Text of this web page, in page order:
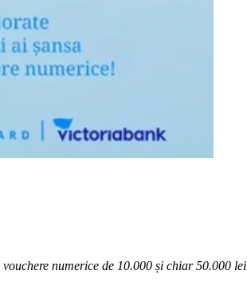
vouchere numerice de 10.000 și chiar 50.000 lei